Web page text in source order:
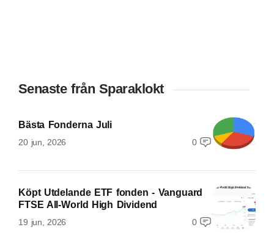
Senaste från Sparaklokt
Bästa Fonderna Juli
20 jun, 2026 0
Köpt Utdelande ETF fonden - Vanguard
FTSE All-World High Dividend
19 jun, 2026 0